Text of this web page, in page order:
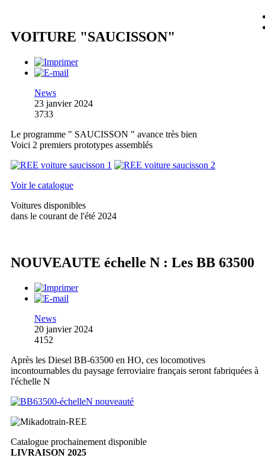
VOITURE "SAUCISSON"
News
23 janvier 2024
3733
Le programme " SAUCISSON " avance très bien
Voici 2 premiers prototypes assemblés
Voir le catalogue
Voitures disponibles
dans le courant de l'été 2024
NOUVEAUTE échelle N : Les BB 63500
News
20 janvier 2024
4152
Après les Diesel BB-63500 en HO, ces locomotives
incontournables du paysage ferroviaire français seront fabriquées à
l'échelle N
Catalogue prochainement disponible
LIVRAISON 2025